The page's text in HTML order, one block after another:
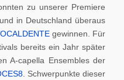
zu unserer Premiere
in Deutschland überaus
gewinnen. Für
bereits ein Jahr später
A-capella Ensembles der
. Schwerpunkte dieser